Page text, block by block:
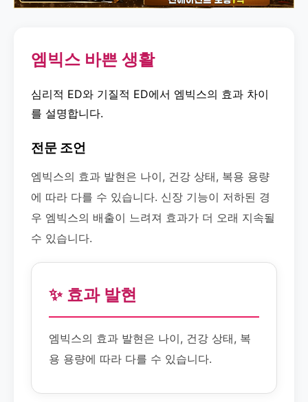
엠빅스 바쁜 생활
심리적 ED와 기질적 ED에서 엠빅스의 효과 차이
를 설명합니다.
전문 조언
엠빅스의 효과 발현은 나이, 건강 상태, 복용 용량
에 따라 다를 수 있습니다. 신장 기능이 저하된 경
우 엠빅스의 배출이 느려져 효과가 더 오래 지속될
수 있습니다.
✨ 효과 발현
엠빅스의 효과 발현은 나이, 건강 상태, 복
용 용량에 따라 다를 수 있습니다.